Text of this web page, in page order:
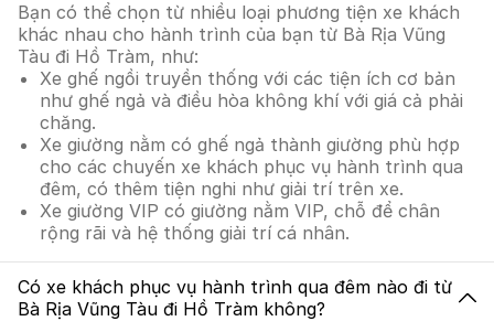
Bạn có thể chọn từ nhiều loại phương tiện xe khách
khác nhau cho hành trình của bạn từ Bà Rịa Vũng
Tàu đi Hồ Tràm, như:
Xe ghế ngồi truyền thống với các tiện ích cơ bản
như ghế ngả và điều hòa không khí với giá cả phải
chăng.
Xe giường nằm có ghế ngả thành giường phù hợp
cho các chuyến xe khách phục vụ hành trình qua
đêm, có thêm tiện nghi như giải trí trên xe.
Xe giường VIP có giường nằm VIP, chỗ để chân
rộng rãi và hệ thống giải trí cá nhân.
Có xe khách phục vụ hành trình qua đêm nào đi từ
Bà Rịa Vũng Tàu đi Hồ Tràm không?